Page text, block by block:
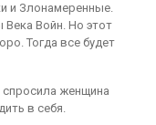
и Злонамеренные.
Века Войн. Но этот
Тогда все будет
женщина
в себя.